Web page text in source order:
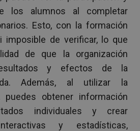
los alumnos al completar
Esto, con la formación
imposible de verificar, lo que
de que la organización
y efectos de la
Además, al utilizar la
puedes obtener información
individuales y crear
y estadísticas,